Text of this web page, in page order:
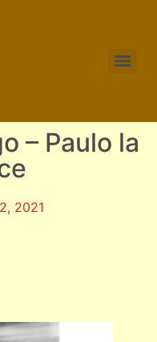
– Paulo la
2021